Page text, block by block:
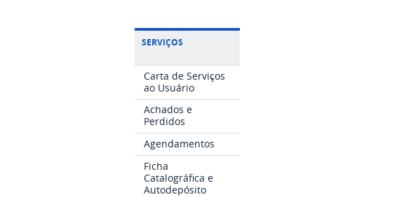
SERVIÇOS
Carta de Serviços
ao Usuário
Achados e
Perdidos
Agendamentos
Ficha
Catalográfica e
Autodepósito